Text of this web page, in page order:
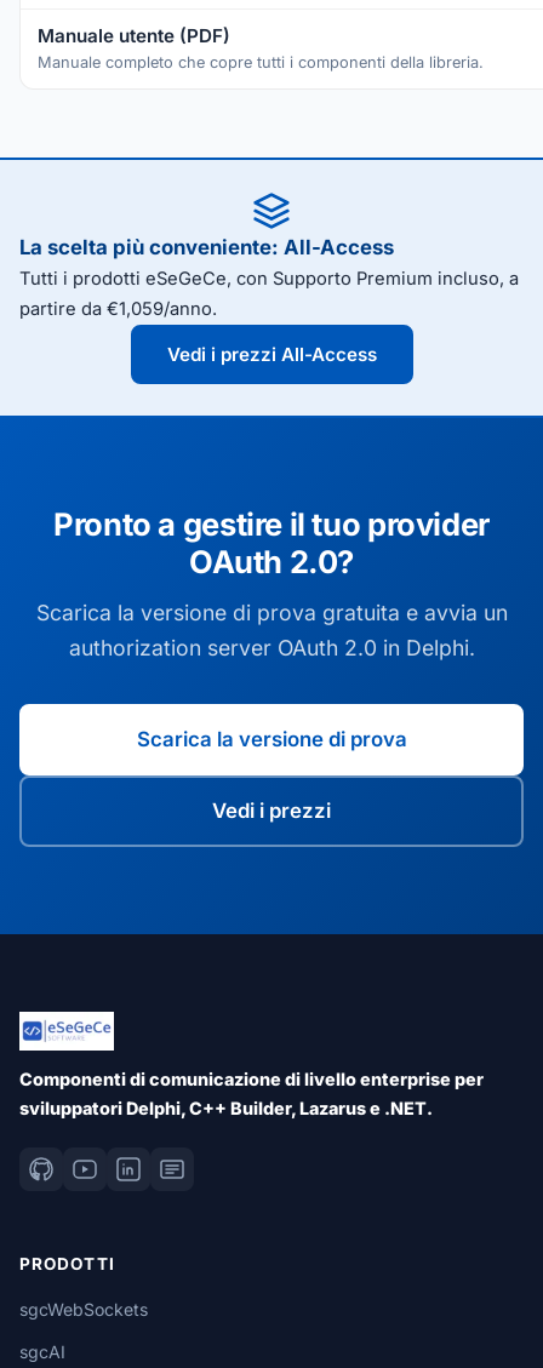
Manuale utente (PDF)
Manuale completo che copre tutti i componenti della libreria.
La scelta più conveniente: All-Access
Tutti i prodotti eSeGeCe, con Supporto Premium incluso, a
partire da €1,059/anno.
Vedi i prezzi All-Access
Pronto a gestire il tuo provider
OAuth 2.0?
Scarica la versione di prova gratuita e avvia un
authorization server OAuth 2.0 in Delphi.
Scarica la versione di prova
Vedi i prezzi
Componenti di comunicazione di livello enterprise per
sviluppatori Delphi, C++ Builder, Lazarus e .NET.
PRODOTTI
sgcWebSockets
sgcAI